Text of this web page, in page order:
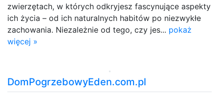
zwierzętach, w których odkryjesz fascynujące aspekty
ich życia – od ich naturalnych habitów po niezwykłe
zachowania. Niezależnie od tego, czy jes... pokaż
więcej »
DomPogrzebowyEden.com.pl